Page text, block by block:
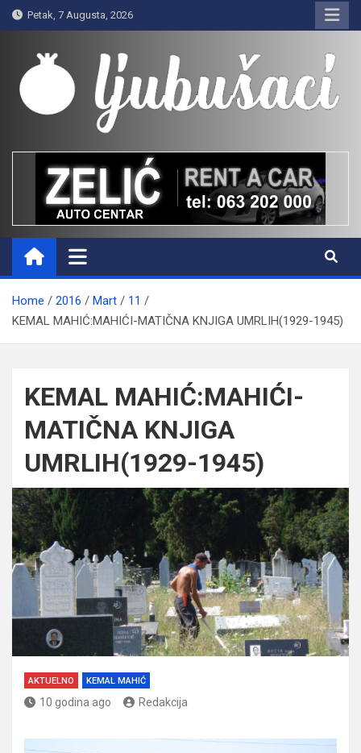
Skip
to
content
Petak, 7 Augusta, 2026
Ljubušaci
Svom voljenom gradu
Home 2016 Mart
11
KEMAL MAHIĆ:MAHIĆI-MATIČNA KNJIGA UMRLIH(1929-1945)
KEMAL MAHIĆ:MAHIĆI-
MATIČNA KNJIGA
UMRLIH(1929-1945)
AKTUELNO KEMAL MAHIĆ
10 godina ago Redakcija